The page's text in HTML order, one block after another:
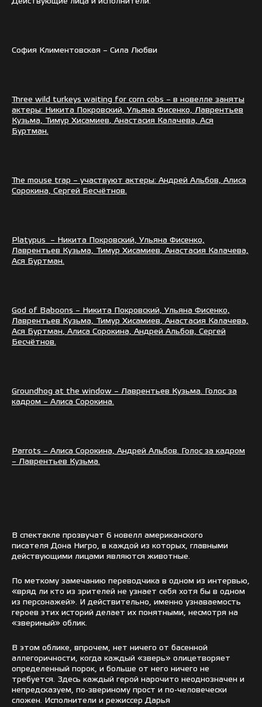
Действующие лица и исполнители:
София Климентовская – Сила Любви
Three wild turkeys waiting for corn cobs – в новелле заняты
актеры: Никита Покровский, Ульяна Фисенко, Лаврентьев
Кузьма, Тимур Хисамиев, Анастасия Калачева, Ася
Буртман.
The mouse trap – участвуют актеры: Андрей Альбов, Алиса
Сорокина, Сергей Бесчётнов.
Platypus – Никита Покровский, Ульяна Фисенко,
Лаврентьев Кузьма, Тимур Хисамиев, Анастасия Калачева,
Ася Буртман.
God of Baboons – Никита Покровский, Ульяна Фисенко,
Лаврентьев Кузьма, Тимур Хисамиев, Анастасия Калачева,
Ася Буртман, Алиса Сорокина, Андрей Альбов, Сергей
Бесчётнов.
Groundhog at the window – Лаврентьев Кузьма.
Голос за
кадром – Алиса Сорокина.
Parrots – Алиса Сорокина, Андрей Альбов. Голос за кадром
– Лаврентьев Кузьма.
В спектакле прозвучат 6 новелл американского
писателя Дона Нигро, в каждой из которых, главными
действующими лицами являются животные.
По меткому замечанию переводчика в одном из интервью,
«вряд ли кто из зрителей не узнает себя хотя бы в одном
из персонажей». И действительно, именно узнаваемость
героев этих историй делает их понятными, несмотря на
«звериный» облик.
В этом облике, впрочем, нет ничего от басенной
аллегоричности, когда каждый «зверь» олицетворяет
определенный порок, и больше от него ничего не
требуется. Здесь каждый герой нарочито неоднозначен и
непредсказуем, по-звериному прост и по-человечески
сложен. Исполнители и режиссер Дарья